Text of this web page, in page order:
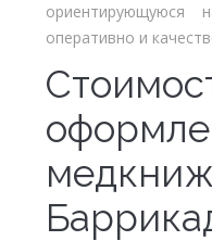
ориентирующуюся
оперативно и